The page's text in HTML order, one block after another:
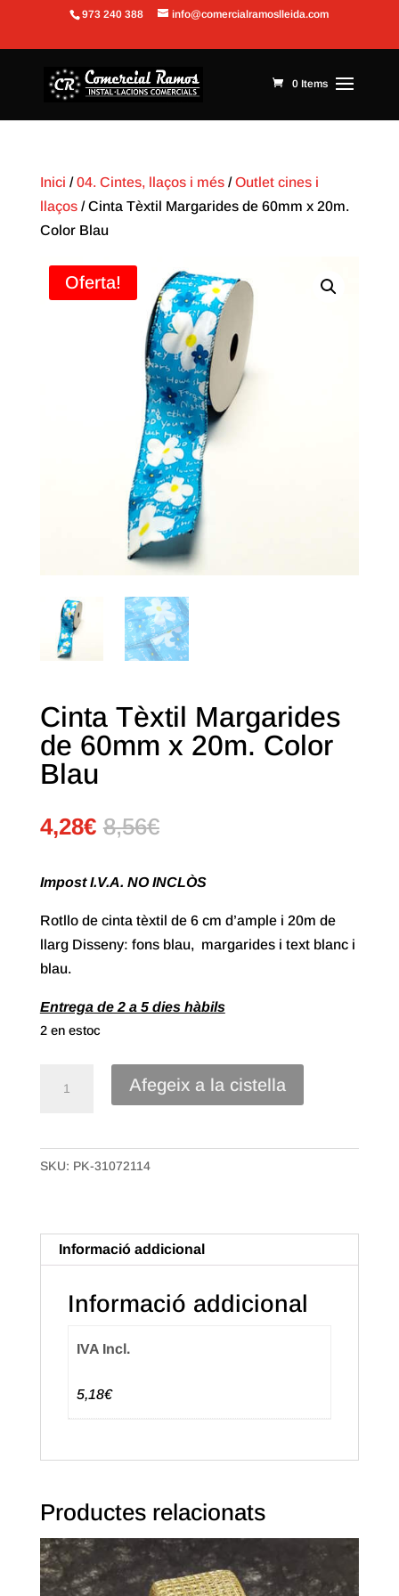
Obre la barra d'eines
973 240 388 info@comercialramoslleida.com
0 Items
Inici /04. Cintes, llaços i més/Outlet cines i
llaços/ Cinta Tèxtil Margarides de 60mm x 20m.
Color Blau
Oferta!
Cinta Tèxtil Margarides
de 60mm x 20m. Color
Blau
4,28€ 8,56€
Impost I.V.A. NO INCLÒS
Rotllo de cinta tèxtil de 6 cm d’ample i 20m de
llarg Disseny: fons blau, margarides i text blanc i
blau.
Entrega de 2 a 5 dies hàbils
2 en estoc
Tèxtil
Margarides
20m.
Color
Afegeix a la cistella
SKU: PK-31072114
Informació addicional
Informació addicional
IVA Incl.
5,18€
Productes relacionats